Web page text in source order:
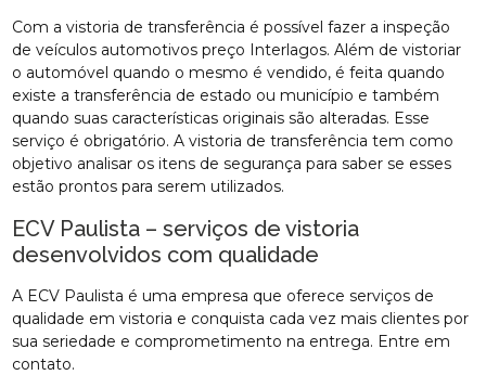
Com a vistoria de transferência é possível fazer a inspeção
de veículos automotivos preço Interlagos. Além de vistoriar
o automóvel quando o mesmo é vendido, é feita quando
existe a transferência de estado ou município e também
quando suas características originais são alteradas. Esse
serviço é obrigatório. A vistoria de transferência tem como
objetivo analisar os itens de segurança para saber se esses
estão prontos para serem utilizados.
ECV Paulista – serviços de vistoria
desenvolvidos com qualidade
A ECV Paulista é uma empresa que oferece serviços de
qualidade em vistoria e conquista cada vez mais clientes por
sua seriedade e comprometimento na entrega. Entre em
contato.